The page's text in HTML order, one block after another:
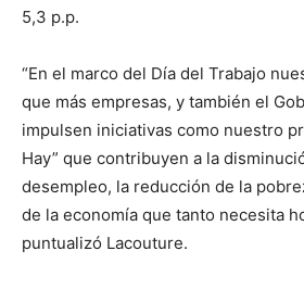
5,3 p.p.
“En el marco del Día del Trabajo
que más empresas, y también el
impulsen iniciativas como nuestro
Hay” que contribuyen a la
desempleo, la reducción de la
de la economía que tanto necesita
puntualizó Lacouture.